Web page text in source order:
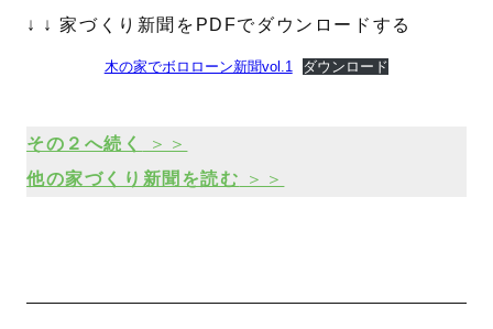
↓ ↓ 家づくり新聞をPDFでダウンロードする
木の家でボロローン新聞vol.1 ダウンロード
その２へ続く
＞＞
他の家づくり新聞を読む ＞＞